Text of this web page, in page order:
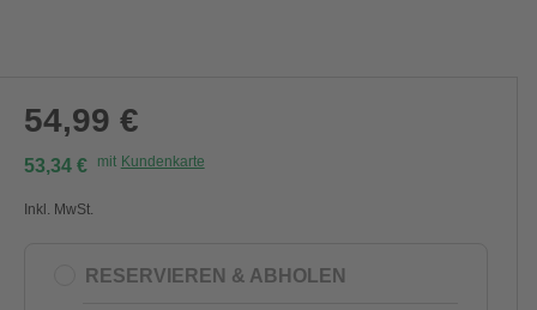
54,99 €
53,34 € mit Kundenkarte
Inkl. MwSt.
RESERVIEREN & ABHOLEN